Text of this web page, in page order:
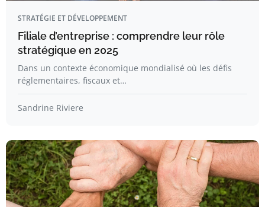
STRATÉGIE ET DÉVELOPPEMENT
Filiale d’entreprise : comprendre leur rôle
stratégique en 2025
Dans un contexte économique mondialisé où les défis
réglementaires, fiscaux et…
Sandrine Riviere